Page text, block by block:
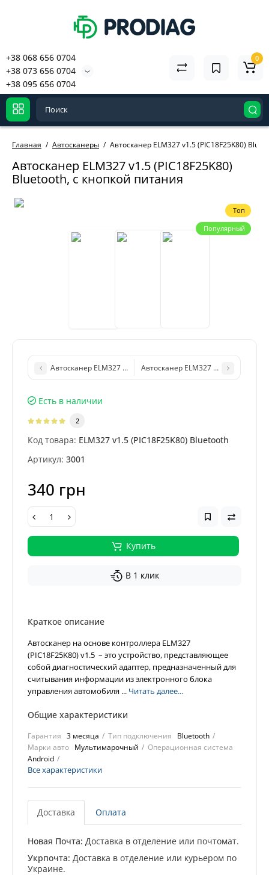
+38 068 656 0704
+38 073 656 0704
+38 095 656 0704
0
Главная Автосканеры Автосканер ELM327 v1.5 (PIC18F25K80)
Автосканер ELM327 v1.5 (PIC18F25K80)
Bluetooth, с кнопкой питания
Топ
Популярный
Автосканер ELM327 v1.5 mini (PIC18F25K80) Wi-Fi (OS Android,
Автосканер ELM327 v1.5 (USB, чип
Есть в наличии
2
Код товара: ELM327 v1.5 (PIC18F25K80) Bluetooth
Артикул: 3001
340 грн
Купить
В 1 клик
Краткое описание
Автосканер на основе контроллера ELM327
(PIC18F25K80) v1.5 – это устройство, представляющее
собой диагностический адаптер, предназначенный для
считывания информации из электронного блока
управления автомобиля ... Читать далее...
Общие характеристики
Гарантия 3 месяца Тип подключения
Bluetooth
Марки авто Мультимарочный
Операционная система
Android
Все характеристики
Доставка Оплата
Новая Почта: Доставка в отделение или почтомат.
Укрпочта: Доставка в отделение или курьером по
Украине.